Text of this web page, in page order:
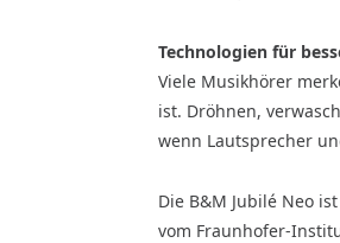
Technologien für
Viele Musikhörer
ist. Dröhnen,
wenn Lautsprecher
Die B&M Jubilé Neo
vom Fraunhofer-